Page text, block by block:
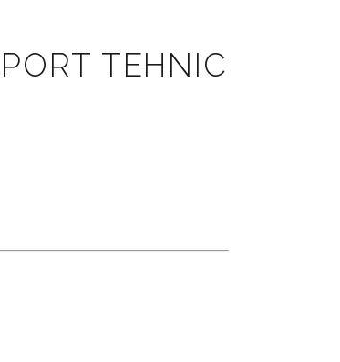
TEHNIC